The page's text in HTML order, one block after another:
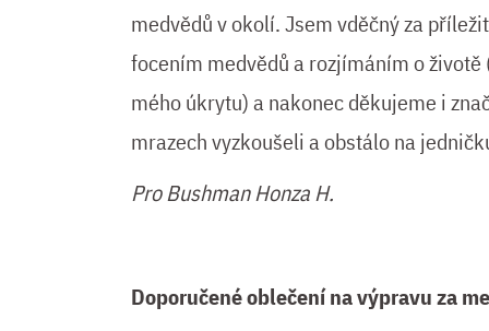
medvědů v okolí. Jsem vděčný za
focením medvědů a rozjímáním o
mého úkrytu) a nakonec děkujeme i
mrazech vyzkoušeli a obstálo na
Pro Bushman Honza H.
Doporučené oblečení na výpravu za